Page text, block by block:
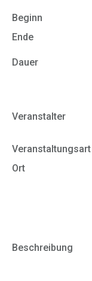
Beginn
Ende
Dauer
Veranstalter
Veranstaltungsart
Ort
Beschreibung